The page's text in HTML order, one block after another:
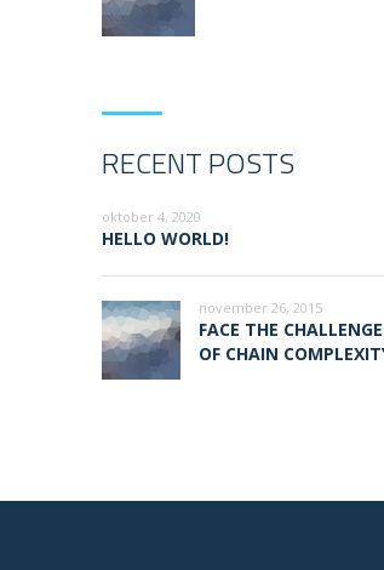
RECENT POSTS
oktober 4, 2020
HELLO WORLD!
november 26, 2015
FACE THE
OF CHAIN